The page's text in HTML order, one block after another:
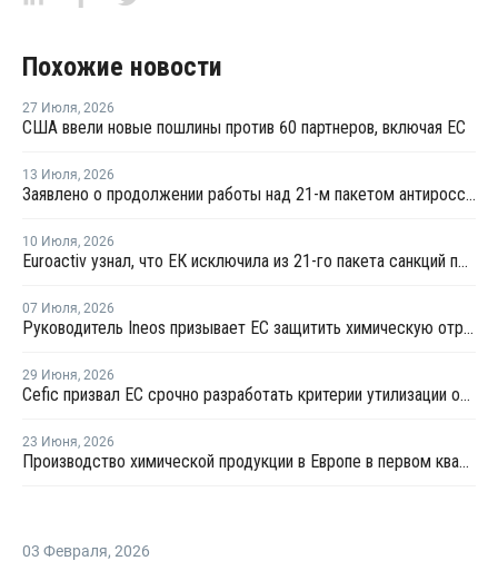
Похожие новости
27 Июля, 2026
США ввели новые пошлины против 60 партнеров, включая ЕС
13 Июля, 2026
Заявлено о продолжении работы над 21-м пакетом антироссийских санкций
10 Июля, 2026
Euroactiv узнал, что ЕК исключила из 21-го пакета санкций против России
07 Июля, 2026
Руководитель Ineos призывает ЕС защитить химическую отрасль от китайского демпинга
29 Июня, 2026
Сefic призвал ЕС срочно разработать критерии утилизации отходов методом химпереработки
23 Июня, 2026
Производство химической продукции в Европе в первом квартале сократилось на 3,2% — Cefic
03 Февраля, 2026